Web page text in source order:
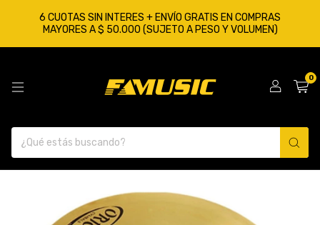
6 CUOTAS SIN INTERES + ENVÍO GRATIS EN COMPRAS
MAYORES A $ 50.000 (SUJETO A PESO Y VOLUMEN)
0